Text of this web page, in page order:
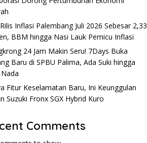
Inflasi Palembang Juli 2026 Sebesar 2,33
BBM hingga Nasi Lauk Pemicu Inflasi
24 Jam Makin Seru! 7Days Buka
Baru di SPBU Palima, Ada Suki hingga
Fitur Keselamatan Baru, Ini Keunggulan
Suzuki Fronx SGX Hybrid Kuro
Comments